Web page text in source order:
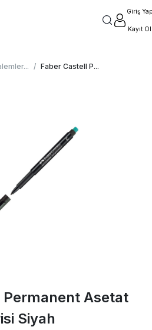
Giriş Yap
Kayıt Ol
... / Faber Castell P...
Permanent Asetat
Siyah